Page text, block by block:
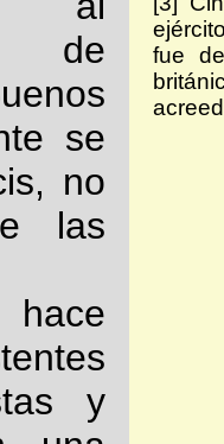
fue
de
se
no
las
y